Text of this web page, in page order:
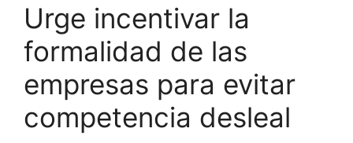
Urge incentivar la
formalidad de las
empresas para evitar
competencia desleal